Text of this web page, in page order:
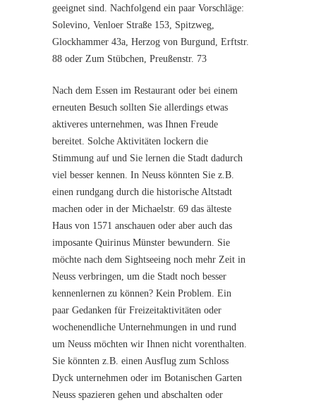
geeignet sind. Nachfolgend ein paar Vorschläge:
Solevino, Venloer Straße 153, Spitzweg,
Glockhammer 43a, Herzog von Burgund, Erftstr.
88 oder Zum Stübchen, Preußenstr. 73
Nach dem Essen im Restaurant oder bei einem
erneuten Besuch sollten Sie allerdings etwas
aktiveres unternehmen, was Ihnen Freude
bereitet. Solche Aktivitäten lockern die
Stimmung auf und Sie lernen die Stadt dadurch
viel besser kennen. In Neuss könnten Sie z.B.
einen rundgang durch die historische Altstadt
machen oder in der Michaelstr. 69 das älteste
Haus von 1571 anschauen oder aber auch das
imposante Quirinus Münster bewundern. Sie
möchte nach dem Sightseeing noch mehr Zeit in
Neuss verbringen, um die Stadt noch besser
kennenlernen zu können? Kein Problem. Ein
paar Gedanken für Freizeitaktivitäten oder
wochenendliche Unternehmungen in und rund
um Neuss möchten wir Ihnen nicht vorenthalten.
Sie könnten z.B. einen Ausflug zum Schloss
Dyck unternehmen oder im Botanischen Garten
Neuss spazieren gehen und abschalten oder